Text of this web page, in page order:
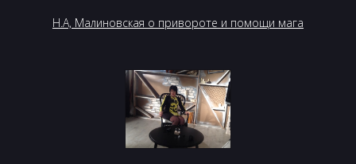
Н.А, Малиновская о привороте и помощи мага